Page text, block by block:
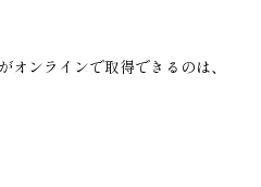
ンラインで取得できるのは、